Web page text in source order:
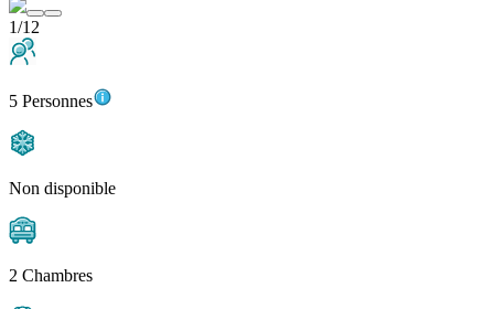
1/12
5 Personnes
Non disponible
2 Chambres